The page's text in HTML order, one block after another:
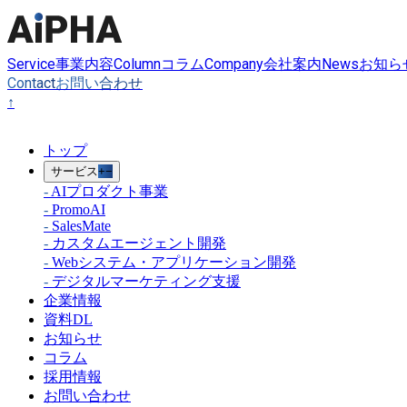
Service事業内容ColumnコラムCompany会社案内Newsお知ら
Contactお問い合わせ
↑
トップ
サービス+−
- AIプロダクト事業
- PromoAI
- SalesMate
- カスタムエージェント開発
- Webシステム・アプリケーション開発
- デジタルマーケティング支援
企業情報
資料DL
お知らせ
コラム
採用情報
お問い合わせ